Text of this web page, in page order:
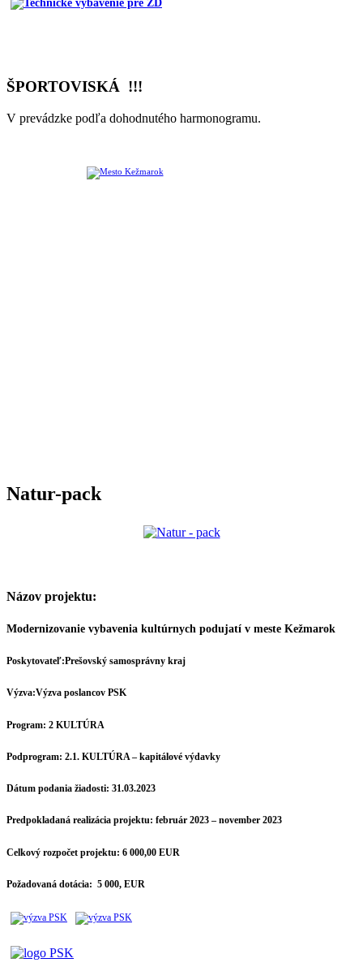
ŠPORTOVISKÁ !!!
V prevádzke podľa dohodnutého harmonogramu.
Natur-pack
Názov projektu:
Modernizovanie vybavenia kultúrnych podujatí v meste Kežmarok
Poskytovateľ:Prešovský samosprávny kraj
Výzva:Výzva poslancov PSK
Program: 2 KULTÚRA
Podprogram: 2.1. KULTÚRA – kapitálové výdavky
Dátum podania žiadosti: 31.03.2023
Predpokladaná realizácia projektu: február 2023 – november 2023
Celkový rozpočet projektu: 6 000,00 EUR
Požadovaná dotácia: 5 000, EUR